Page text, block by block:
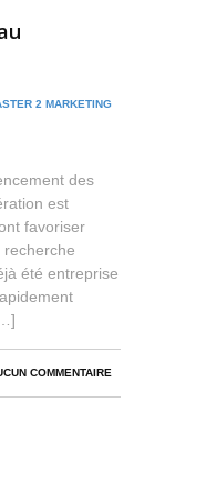
2 MARKETING
des
est
favoriser
recherche
été entreprise
COMMENTAIRE